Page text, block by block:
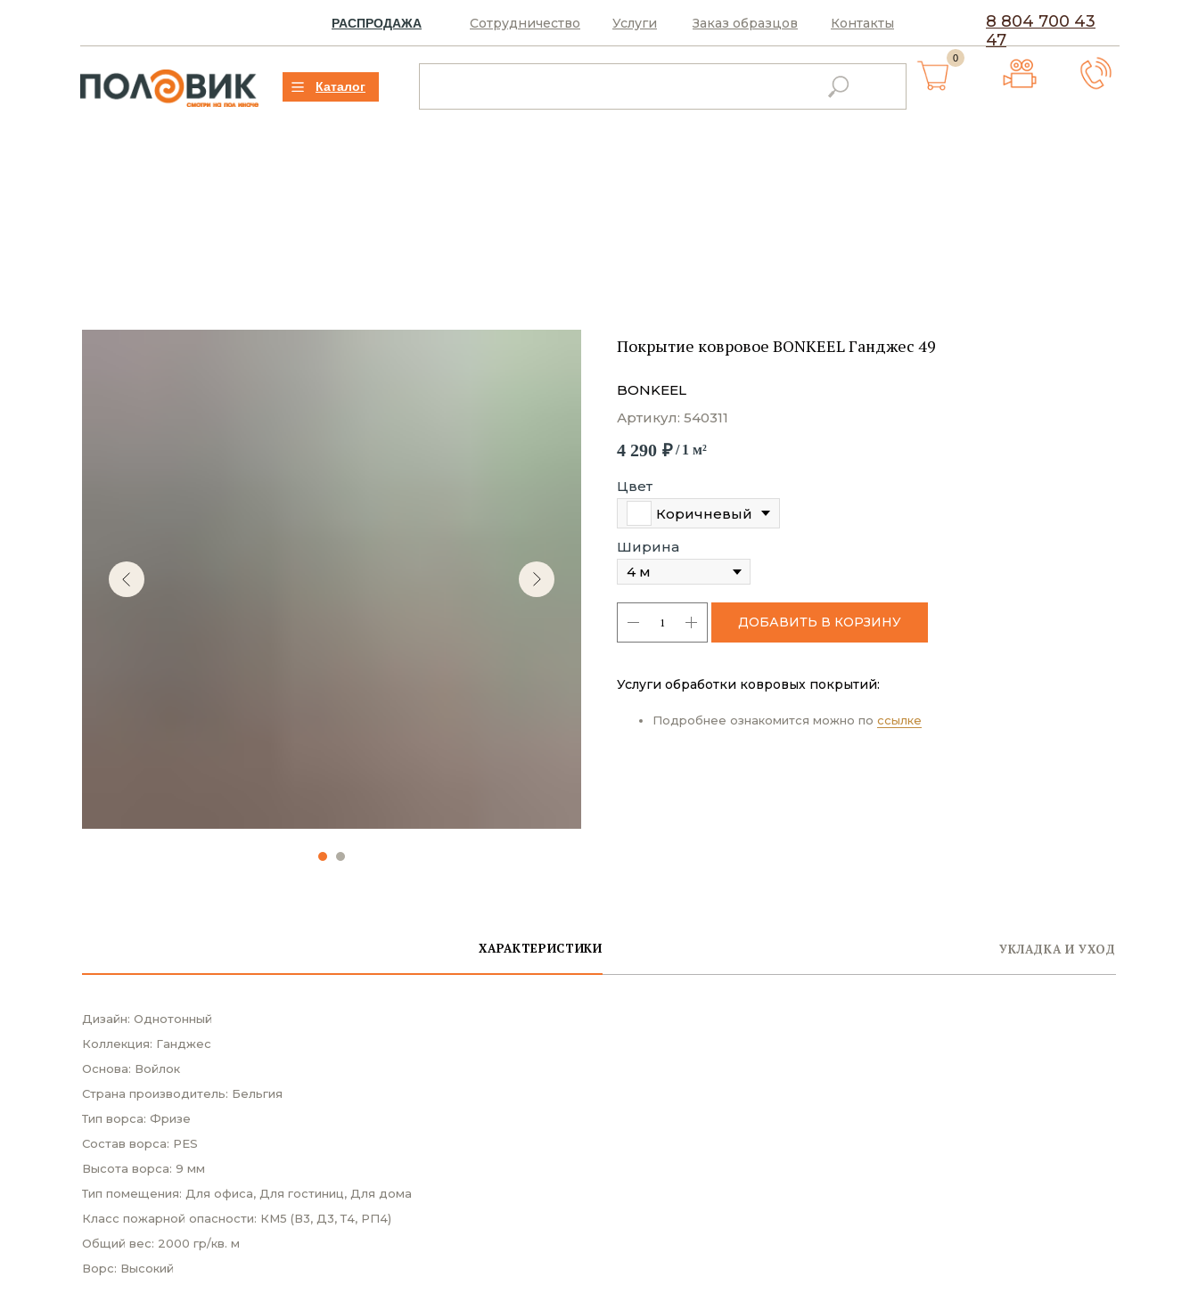
8 804 700 43
47
Услуги
Сотрудничество Контакты
Заказ образцов
РАСПРОДАЖА
0
Каталог
Покрытие ковровое BONKEEL Ганджес 49
BONKEEL
Артикул: 540311
4 290 ₽/ 1 м²
Цвет
Коричневый
Ширина
ДОБАВИТЬ В КОРЗИНУ
Услуги обработки ковровых покрытий:
Подробнее ознакомится можно по ссылке
ХАРАКТЕРИСТИКИ УКЛАДКА И УХОД
Дизайн: Однотонный
Коллекция: Ганджес
Основа: Войлок
Страна производитель: Бельгия
Тип ворса: Фризе
Состав ворса: PES
Высота ворса: 9 мм
Тип помещения: Для офиса, Для гостиниц, Для дома
Класс пожарной опасности: КМ5 (В3, Д3, Т4, РП4)
Общий вес: 2000 гр/кв. м
Ворс: Высокий